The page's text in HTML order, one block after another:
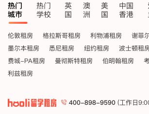
热门
城市
热门
学校
英
国
澳
洲
美
国
中国
香港
伦敦租房 格拉斯哥租房 利物浦租房
谢菲
墨尔本租房
悉尼租房 纽约租房 波士顿租
费城-PA租房
曼彻斯特租房 伯明翰租房
利兹租房
400-898-9590 (工作日